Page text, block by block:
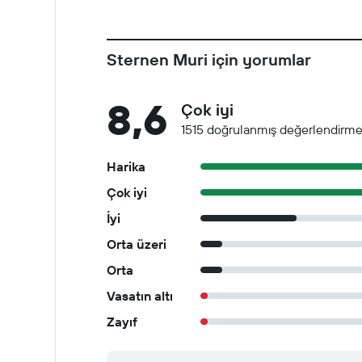
Sternen Muri için yorumlar
8,6 Çok iyi
1515 doğrulanmış değerlendirme
Harika
Çok iyi
İyi
Orta üzeri
Orta
Vasatın altı
Zayıf